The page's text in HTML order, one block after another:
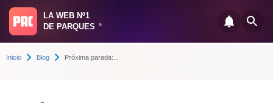
LA WEB Nº1
DE PARQUES
®
Inicio Blog Próxima parada:...